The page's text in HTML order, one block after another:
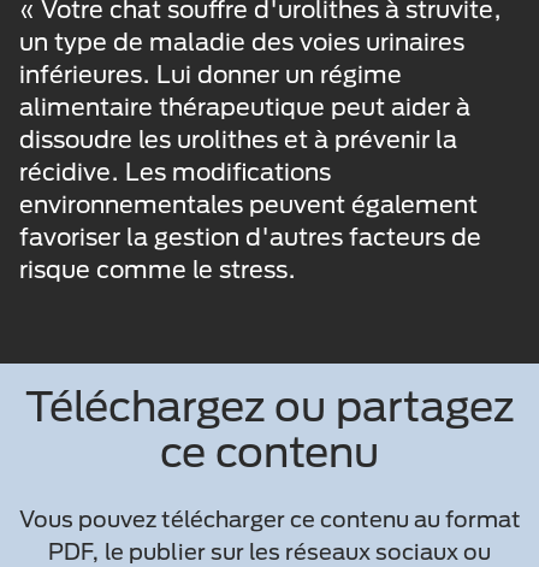
« Votre chat souffre d'urolithes à struvite,
un type de maladie des voies urinaires
inférieures. Lui donner un régime
alimentaire thérapeutique peut aider à
dissoudre les urolithes et à prévenir la
récidive. Les modifications
environnementales peuvent également
favoriser la gestion d'autres facteurs de
risque comme le stress.
Téléchargez ou partagez
ce contenu
Vous pouvez télécharger ce contenu au format
PDF, le publier sur les réseaux sociaux ou